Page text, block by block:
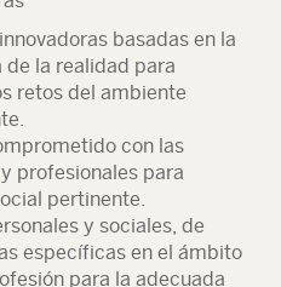
basadas en la
la realidad para
retos del ambiente
con las
profesionales para
pertinente.
y sociales, de
específicas en el ámbito
para la adecuada